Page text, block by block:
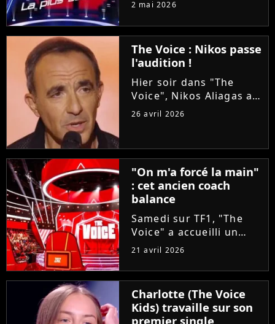
d'assister à deux
épreuves en une : les
Qualifications et les
Battles. On vous
explique tout !
2 mai 2026
The Voice : Nikos passe
l'audition !
Hier soir dans "The
Voice", Nikos Aliagas a
réservé une surprise de
d'un candidat. A-t-il
réussi à convaincre Lara
Fabian, Florent Pagny,...
26 avril 2026
"On m'a forcé la main"
: cet ancien coach
balance
Samedi sur TF1, "The
Voice" a accueilli un
invité exceptionnel pour
Louis Bertignac ! Coach
emblématique des deux
premières saisons, le
rockeur avait
21 avril 2026
Charlotte (The Voice
Kids) travaille sur son
premier single